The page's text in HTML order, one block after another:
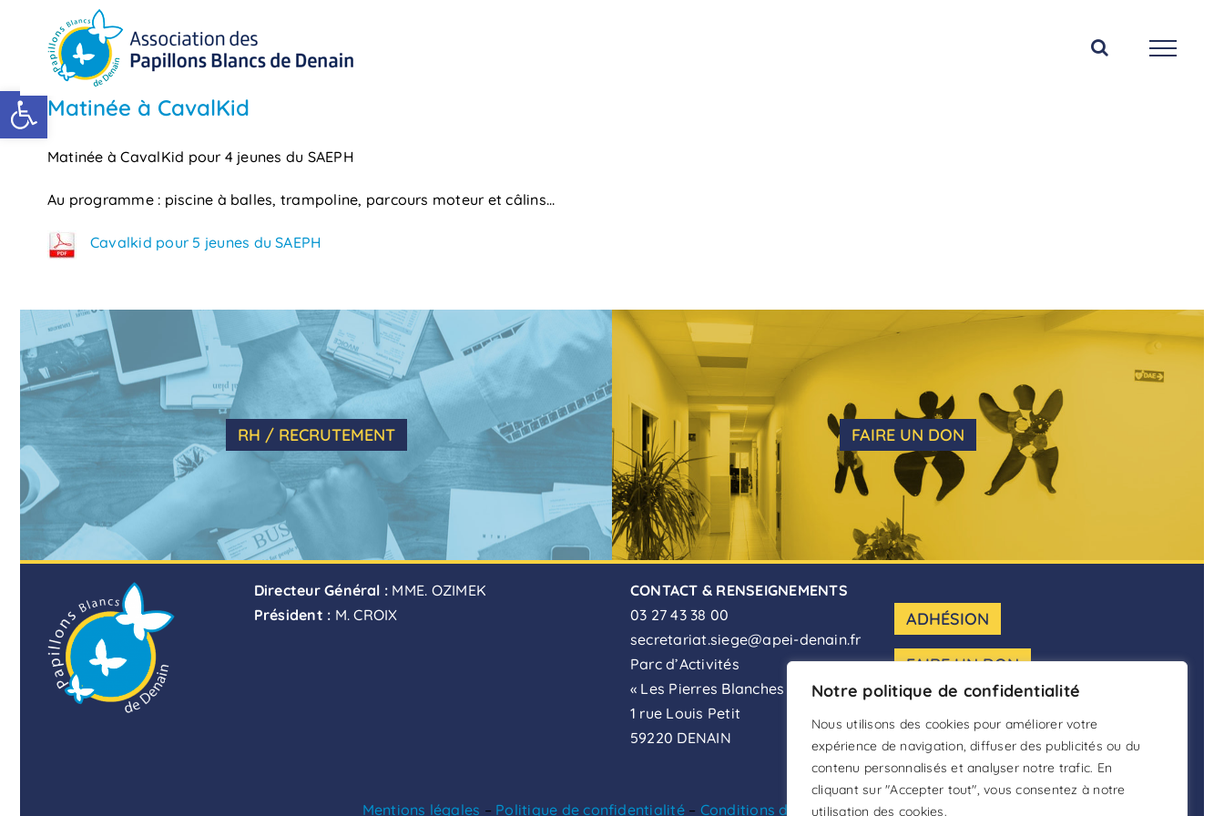
Ouvrir la barre d’outils
Notre politique de confidentialité
Nous utilisons des cookies pour améliorer votre
expérience de navigation, diffuser des publicités ou du
contenu personnalisés et analyser notre trafic. En
cliquant sur "Accepter tout", vous consentez à notre
utilisation des cookies.
contenu
Matinée à CavalKid
Matinée à CavalKid pour 4 jeunes du SAEPH
Au programme : piscine à balles, trampoline, parcours moteur et câlins…
Cavalkid pour 5 jeunes du SAEPH
RH / RECRUTEMENT FAIRE UN DON
Directeur Général : MME. OZIMEK
Président : M. CROIX
CONTACT & RENSEIGNEMENTS
03 27 43 38 00
secretariat.siege@apei-denain.fr
Parc d’Activités
« Les Pierres Blanches »
1 rue Louis Petit
59220 DENAIN
ADHÉSION
FAIRE UN DON
Mentions légales – Politique de confidentialité– Conditions d’utilisation